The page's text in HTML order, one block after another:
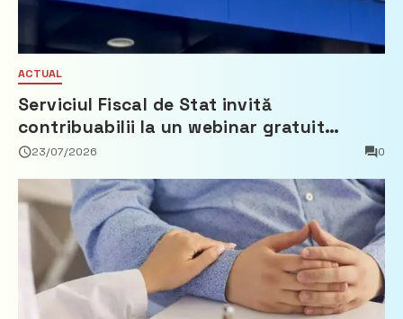
ACTUAL
Serviciul Fiscal de Stat invită
contribuabilii la un webinar gratuit
privind calculul impozitului pe bunurile
23/07/2026 0